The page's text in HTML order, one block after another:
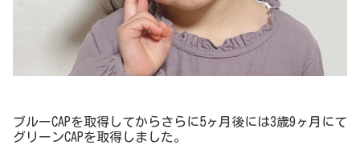
ブルーCAPを取得してからさらに5ヶ月後には3歳9ヶ月にて
グリーンCAPを取得しました。